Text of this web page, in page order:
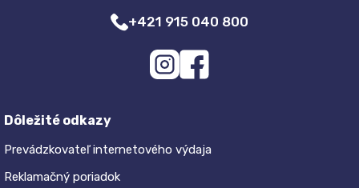
+421 915 040 800
Dôležité odkazy
Prevádzkovateľ internetového výdaja
Reklamačný poriadok